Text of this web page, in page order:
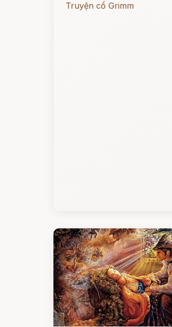
Truyện cổ Grimm